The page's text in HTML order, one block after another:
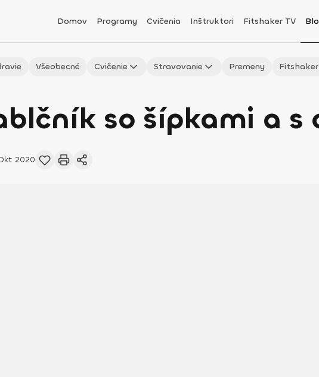
Domov Programy Cvičenia Inštruktori Fitshaker TV
Všeobecné Cvičenie Stravovanie Premeny
so šípkami a
2020